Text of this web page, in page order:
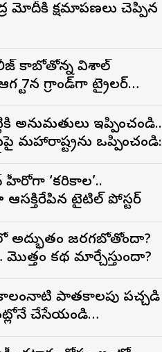
మోదీకి క్షమాపణలు చెప్పిన
కాబోతోన్న విశాల్
7న గ్రాండ్‌గా ట్రైలర్
అనుమ‌తులు ఇప్పించండి..
మ‌హారాష్ట్రను ఒప్పించండి:
హీరోగా ‘కరికాల’..
టైటిల్ పోస్టర్
జరగబోతోందా?
మొత్తం కథ మార్చేస్తుందా?
పాతకాలపు పచ్చడి
చేసేయండి…